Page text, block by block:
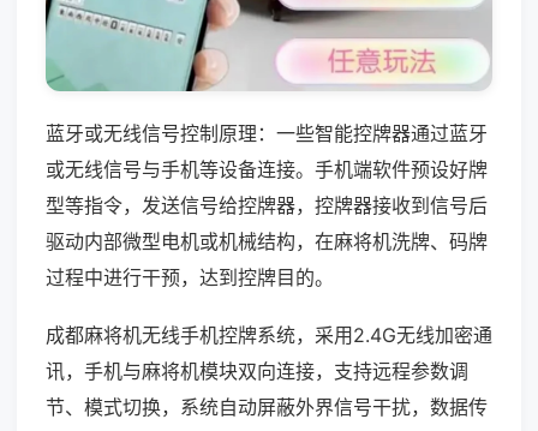
蓝牙或无线信号控制原理：一些智能控牌器通过蓝牙
或无线信号与手机等设备连接。手机端软件预设好牌
型等指令，发送信号给控牌器，控牌器接收到信号后
驱动内部微型电机或机械结构，在麻将机洗牌、码牌
过程中进行干预，达到控牌目的。
成都麻将机无线手机控牌系统，采用2.4G无线加密通
讯，手机与麻将机模块双向连接，支持远程参数调
节、模式切换，系统自动屏蔽外界信号干扰，数据传